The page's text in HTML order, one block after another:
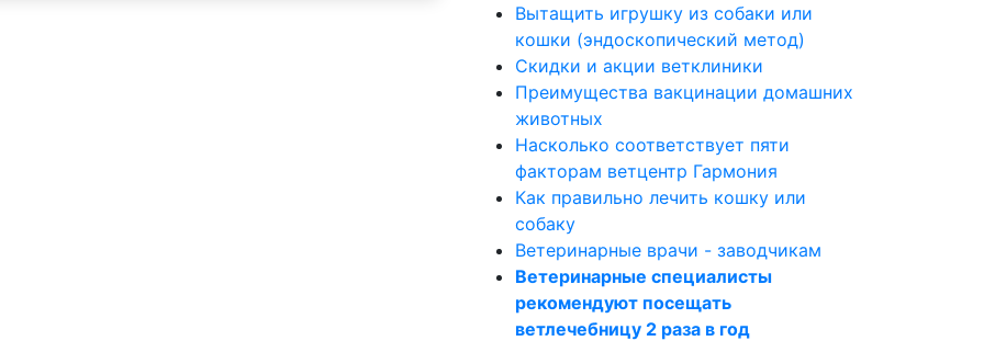
Вытащить игрушку из собаки или
кошки (эндоскопический метод)
Скидки и акции ветклиники
Преимущества вакцинации домашних
животных
Насколько соответствует пяти
факторам ветцентр Гармония
Как правильно лечить кошку или
собаку
Ветеринарные врачи - заводчикам
Ветеринарные специалисты
рекомендуют посещать
ветлечебницу 2 раза в год